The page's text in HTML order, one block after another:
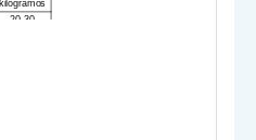
kilogramos
20-30